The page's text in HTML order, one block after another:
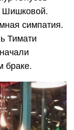
Шишковой.
симпатия.
Тимати
браке.